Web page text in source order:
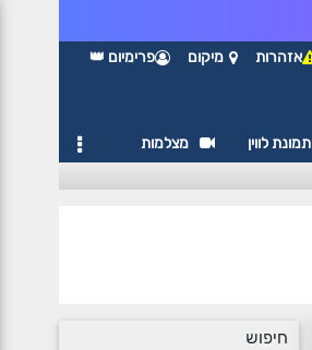
אזהרות מיקום פרימיום 👑
תמונת לווין מצלמות
חיפוש